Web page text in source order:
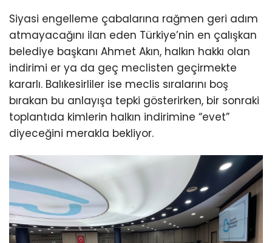
Siyasi engelleme çabalarına rağmen geri adım
atmayacağını ilan eden Türkiye’nin en çalışkan
belediye başkanı Ahmet Akın, halkın hakkı olan
indirimi er ya da geç meclisten geçirmekte
kararlı. Balıkesirliler ise meclis sıralarını boş
bırakan bu anlayışa tepki gösterirken, bir sonraki
toplantıda kimlerin halkın indirimine “evet”
diyeceğini merakla bekliyor.